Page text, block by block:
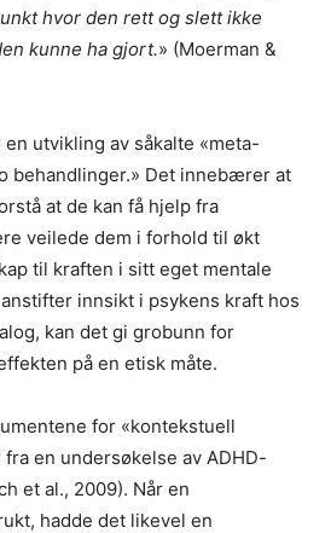
hvor den rett og slett ikke
kunne ha gjort.» (Moerman &
utvikling av såkalte «meta-
behandlinger.» Det innebærer at
at de kan få hjelp fra
veilede dem i forhold til økt
til kraften i sitt eget mentale
innsikt i psykens kraft hos
kan det gi grobunn for
på en etisk måte.
for «kontekstuell
en undersøkelse av ADHD-
et al., 2009). Når en
hadde det likevel en